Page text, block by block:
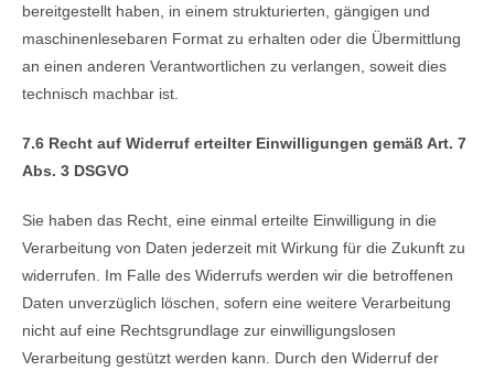
bereitgestellt haben, in einem strukturierten, gängigen und
maschinenlesebaren Format zu erhalten oder die Übermittlung
an einen anderen Verantwortlichen zu verlangen, soweit dies
technisch machbar ist.
7.6 Recht auf Widerruf erteilter Einwilligungen gemäß Art. 7
Abs. 3 DSGVO
Sie haben das Recht, eine einmal erteilte Einwilligung in die
Verarbeitung von Daten jederzeit mit Wirkung für die Zukunft zu
widerrufen. Im Falle des Widerrufs werden wir die betroffenen
Daten unverzüglich löschen, sofern eine weitere Verarbeitung
nicht auf eine Rechtsgrundlage zur einwilligungslosen
Verarbeitung gestützt werden kann. Durch den Widerruf der